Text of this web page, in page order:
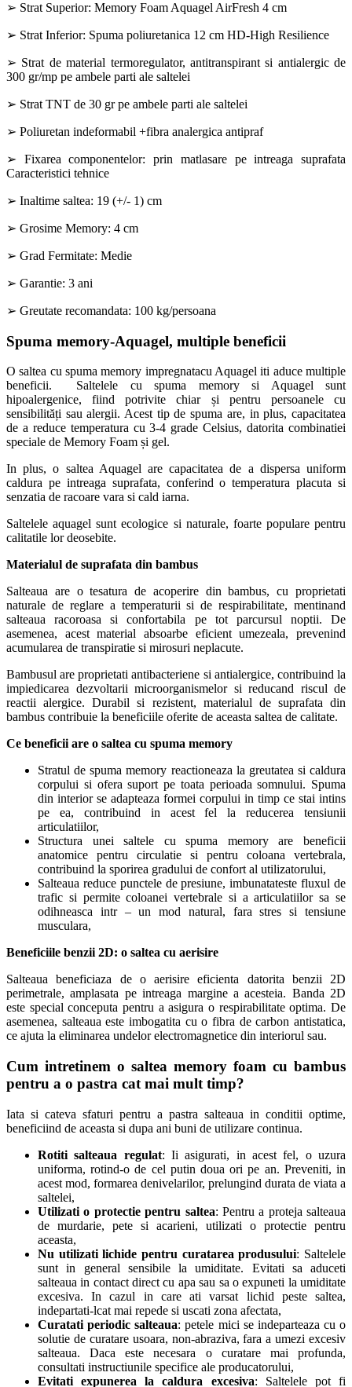
➢ Strat Superior: Memory Foam Aquagel AirFresh 4 cm
➢ Strat Inferior: Spuma poliuretanica 12 cm HD-High Resilience
➢ Strat de material termoregulator, antitranspirant si antialergic de
300 gr/mp pe ambele parti ale saltelei
➢ Strat TNT de 30 gr pe ambele parti ale saltelei
➢ Poliuretan indeformabil +fibra analergica antipraf
➢ Fixarea componentelor: prin matlasare pe intreaga suprafata
Caracteristici tehnice
➢ Inaltime saltea: 19 (+/- 1) cm
➢ Grosime Memory: 4 cm
➢ Grad Fermitate: Medie
➢ Garantie: 3 ani
➢ Greutate recomandata: 100 kg/persoana
Spuma memory-Aquagel, multiple beneficii
O saltea cu spuma memory impregnatacu Aquagel iti aduce multiple
beneficii. Saltelele cu spuma memory si Aquagel sunt
hipoalergenice, fiind potrivite chiar și pentru persoanele cu
sensibilități sau alergii. Acest tip de spuma are, in plus, capacitatea
de a reduce temperatura cu 3-4 grade Celsius, datorita combinatiei
speciale de Memory Foam și gel.
In plus, o saltea Aquagel are capacitatea de a dispersa uniform
caldura pe intreaga suprafata, conferind o temperatura placuta si
senzatia de racoare vara si cald iarna.
Saltelele aquagel sunt ecologice si naturale, foarte populare pentru
calitatile lor deosebite.
Materialul de suprafata din bambus
Salteaua are o tesatura de acoperire din bambus, cu proprietati
naturale de reglare a temperaturii si de respirabilitate, mentinand
salteaua racoroasa si confortabila pe tot parcursul noptii. De
asemenea, acest material absoarbe eficient umezeala, prevenind
acumularea de transpiratie si mirosuri neplacute.
Bambusul are proprietati antibacteriene si antialergice, contribuind la
impiedicarea dezvoltarii microorganismelor si reducand riscul de
reactii alergice. Durabil si rezistent, materialul de suprafata din
bambus contribuie la beneficiile oferite de aceasta saltea de calitate.
Ce beneficii are o saltea cu spuma memory
Stratul de spuma memory reactioneaza la greutatea si caldura
corpului si ofera suport pe toata perioada somnului. Spuma
din interior se adapteaza formei corpului in timp ce stai intins
pe ea, contribuind in acest fel la reducerea tensiunii
articulatiilor,
Structura unei saltele cu spuma memory are beneficii
anatomice pentru circulatie si pentru coloana vertebrala,
contribuind la sporirea gradului de confort al utilizatorului,
Salteaua reduce punctele de presiune, imbunatateste fluxul de
trafic si permite coloanei vertebrale si a articulatiilor sa se
odihneasca intr – un mod natural, fara stres si tensiune
musculara,
Beneficiile benzii 2D: o saltea cu aerisire
Salteaua beneficiaza de o aerisire eficienta datorita benzii 2D
perimetrale, amplasata pe intreaga margine a acesteia. Banda 2D
este special conceputa pentru a asigura o respirabilitate optima. De
asemenea, salteaua este imbogatita cu o fibra de carbon antistatica,
ce ajuta la eliminarea undelor electromagnetice din interiorul sau.
Cum intretinem o saltea memory foam cu bambus
pentru a o pastra cat mai mult timp?
Iata si cateva sfaturi pentru a pastra salteaua in conditii optime,
beneficiind de aceasta si dupa ani buni de utilizare continua.
Rotiti salteaua regulat: Ii asigurati, in acest fel, o uzura
uniforma, rotind-o de cel putin doua ori pe an. Preveniti, in
acest mod, formarea denivelarilor, prelungind durata de viata a
saltelei,
Utilizati o protectie pentru saltea: Pentru a proteja salteaua
de murdarie, pete si acarieni, utilizati o protectie pentru
aceasta,
Nu utilizati lichide pentru curatarea produsului: Saltelele
sunt in general sensibile la umiditate. Evitati sa aduceti
salteaua in contact direct cu apa sau sa o expuneti la umiditate
excesiva. In cazul in care ati varsat lichid peste saltea,
indepartati-lcat mai repede si uscati zona afectata,
Curatati periodic salteaua: petele mici se indeparteaza cu o
solutie de curatare usoara, non-abraziva, fara a umezi excesiv
salteaua. Daca este necesara o curatare mai profunda,
consultati instructiunile specifice ale producatorului,
Evitati expunerea la caldura excesiva: Saltelele pot fi